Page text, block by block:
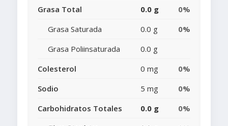
Grasa Total 0.0 g
0%
Grasa Saturada
0.0 g
0%
Grasa Poliinsaturada
0.0 g
Colesterol
0 mg
0%
Sodio
5 mg
0%
Carbohidratos Totales
0.0 g
0%